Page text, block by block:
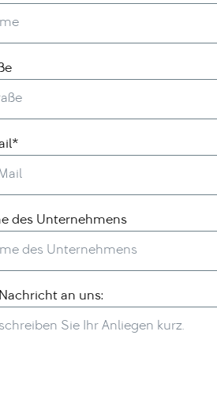
des Unternehmens
Nachricht an uns: